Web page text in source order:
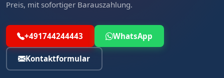
Preis, mit sofortiger Barauszahlung.
+491744244443 WhatsApp
Kontaktformular